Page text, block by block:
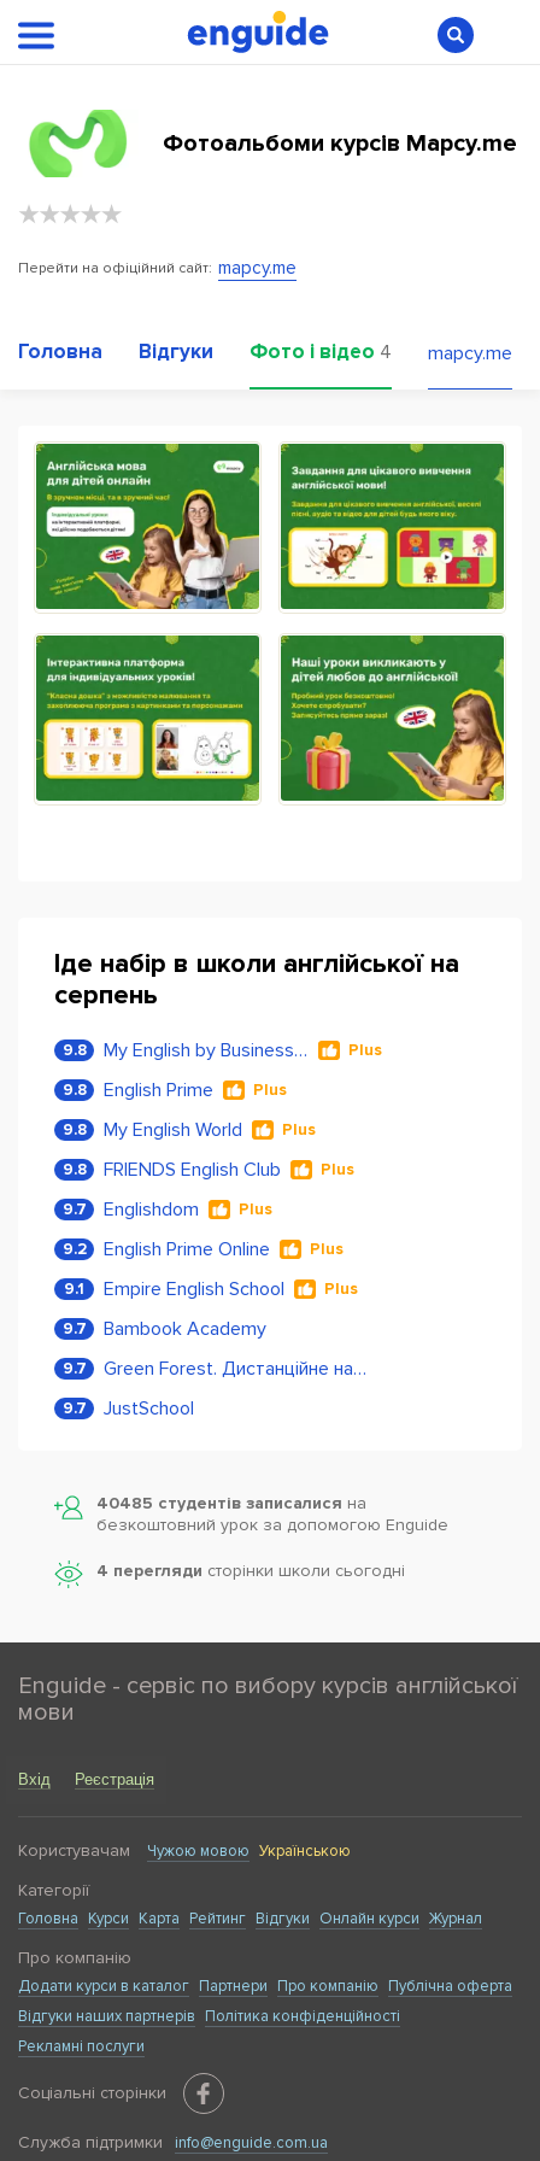
Фотоальбоми курсів Mapcy.me
Перейти на офіційний сайт: mapcy.me
Головна Відгуки Фото і відео 4 mapcy.me
Іде набір в школи англійської на
серпень
9.8 My English by Business Language Plus
9.8 English Prime Plus
9.8 My English World Plus
9.8 FRIENDS English Club Plus
9.7 Englishdom Plus
9.2 English Prime Online Plus
9.1 Empire English School Plus
9.7 Bambook Academy
9.7 Green Forest. Дистанційне навчання
9.7 JustSchool
40485 студентів записалися на
безкоштовний урок за допомогою Enguide
4 перегляди сторінки школи cьогодні
Enguide - сервіс по вибору курсів англійської
мови
Вхід Реєстрація
Користувачам Чужою мовою Українською
Категорії
Головна Курси Карта Рейтинг Відгуки Онлайн курси Журнал
Про компанію
Додати курси в каталог Партнери Про компанію
Публічна оферта
Відгуки наших партнерів
Політика конфіденційності
Рекламні послуги
Соціальні сторінки
Служба підтримки info@enguide.com.ua